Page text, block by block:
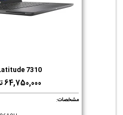
7310
64,750,000 تومان
مشخصات: